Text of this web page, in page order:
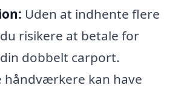
Uden at indhente flere
risikere at betale for
dobbelt carport.
håndværkere kan have